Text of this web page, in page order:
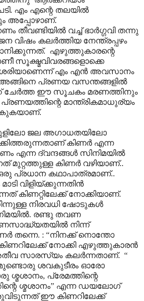
എം എന്റെ തലയിൽ
അപ്പോഴാ‍ണ്.
തീവണ്ടിയിൽ വച്ച് ഭാർഗ്ഗവി തന്നു
വിഷം കലർത്തിയ നേന്ത്രപ്പഴം
എഴുത്തുകാരന്റെ
സൂക്ഷ്മവിവരങ്ങളൊക്കെ
ശരിയാണെന്ന് എം എൻ അവസാനം
പ്രണയ വസന്തങ്ങളിൽ
ചേർത്ത ഈ സൂചകം മരണത്തിനും
മാന്ത്രികമാധുര്യം
ജല അഗാധതയിലോ
കിണർ എന്ന
എന്ന ദ്വന്ദങ്ങൾ സിനിമയിൽ
മുറ്റത്തുള്ള കിണർ വഴിയാണ്..
പ്രധാന കഥാപാത്രമാണ്..
മാടി വിളിയ്ക്കുന്നതിൻ
കിണറ്റിലേക്ക് നോക്കിയാണ്.
നിന്നുള്ള നിരവധി ഷോടുകൾ
രണ്ടു തവണ
നിന്ന്
തന്നെ. : “നിനക്ക് നൊന്തോ
കിണറിലേക്ക് നോക്കി എഴുത്തുകാരൻ
സാരസ്യം കലർന്നതാണ്. “
ശവകുടീരം ഓരോ
പ്രേമത്തിന്റെ
ശ്മശാനം” എന്ന ഡയലോഗ്
ഈ കിണറിലേക്ക്